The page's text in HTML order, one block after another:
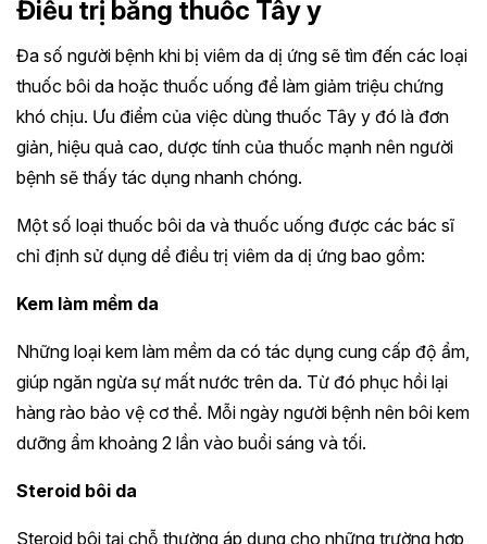
Điều trị bằng thuốc Tây y
Đa số người bệnh khi bị viêm da dị ứng sẽ tìm đến các loại
thuốc bôi da hoặc thuốc uống để làm giảm triệu chứng
khó chịu. Ưu điểm của việc dùng thuốc Tây y đó là đơn
giản, hiệu quả cao, dược tính của thuốc mạnh nên người
bệnh sẽ thấy tác dụng nhanh chóng.
Một số loại thuốc bôi da và thuốc uống được các bác sĩ
chỉ định sử dụng dể điều trị viêm da dị ứng bao gồm:
Kem làm mềm da
Những loại kem làm mềm da có tác dụng cung cấp độ ẩm,
giúp ngăn ngừa sự mất nước trên da. Từ đó phục hồi lại
hàng rào bảo vệ cơ thể. Mỗi ngày người bệnh nên bôi kem
dưỡng ẩm khoảng 2 lần vào buổi sáng và tối.
Steroid bôi da
Steroid bôi tại chỗ thường áp dụng cho những trường hợp